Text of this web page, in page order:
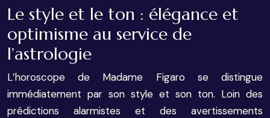
Le style et le ton : élégance et
optimisme au service de
l’astrologie
L’horoscope de Madame Figaro se distingue
immédiatement par son style et son ton. Loin des
prédictions alarmistes et des avertissements